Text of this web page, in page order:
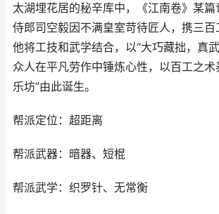
太湖埋花居的秘辛库中，《江南卷》某
侍郎司空毅因不满皇室苛待匠人，携三百
他将工技和武学结合，以“大巧藏拙，真
众人在平凡劳作中锤炼心性，以百工之术
乐坊”由此诞生。
帮派定位：超距离
帮派武器：暗器、短棍
帮派武学：织罗针、无常衡